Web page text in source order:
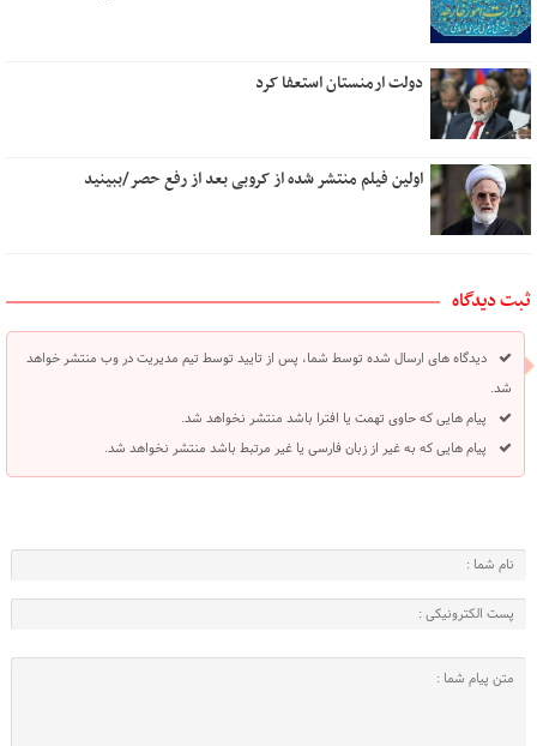
دولت ارمنستان استعفا کرد
اولین فیلم منتشر شده از کروبی بعد از رفع حصر/ببینید
ثبت دیدگاه
دیدگاه های ارسال شده توسط شما، پس از تایید توسط تیم مدیریت در وب منتشر خواهد
شد.
پیام هایی که حاوی تهمت یا افترا باشد منتشر نخواهد شد.
پیام هایی که به غیر از زبان فارسی یا غیر مرتبط باشد منتشر نخواهد شد.